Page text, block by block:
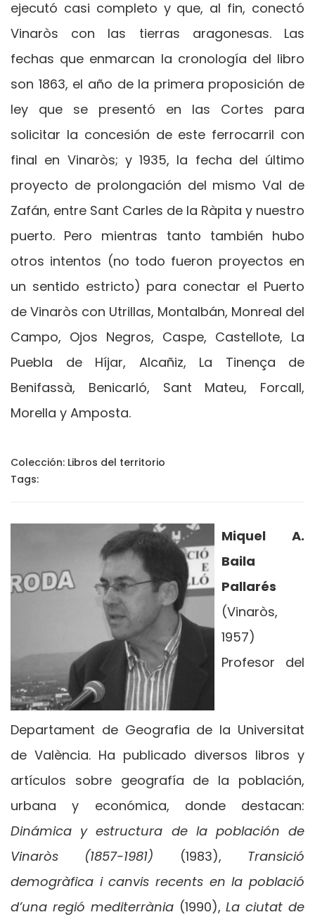
ejecutó casi completo y que, al fin, conectó
Vinaròs con las tierras aragonesas. Las
fechas que enmarcan la cronología del libro
son 1863, el año de la primera proposición de
ley que se presentó en las Cortes para
solicitar la concesión de este ferrocarril con
final en Vinaròs; y 1935, la fecha del último
proyecto de prolongación del mismo Val de
Zafán, entre Sant Carles de la Ràpita y nuestro
puerto. Pero mientras tanto también hubo
otros intentos (no todo fueron proyectos en
un sentido estricto) para conectar el Puerto
de Vinaròs con Utrillas, Montalbán, Monreal del
Campo, Ojos Negros, Caspe, Castellote, La
Puebla de Híjar, Alcañiz, La Tinença de
Benifassà, Benicarló, Sant Mateu, Forcall,
Morella y Amposta.
Colección: Libros del territorio
Tags:
Miquel A.
Baila
Pallarés
(Vinaròs,
1957)
Profesor del
Departament de Geografia de la Universitat
de València. Ha publicado diversos libros y
artículos sobre geografía de la población,
urbana y económica, donde destacan:
Dinámica y estructura de la población de
Vinaròs (1857-1981) (1983), Transició
demogràfica i canvis recents en la població
d’una regió mediterrània(1990),La ciutat de